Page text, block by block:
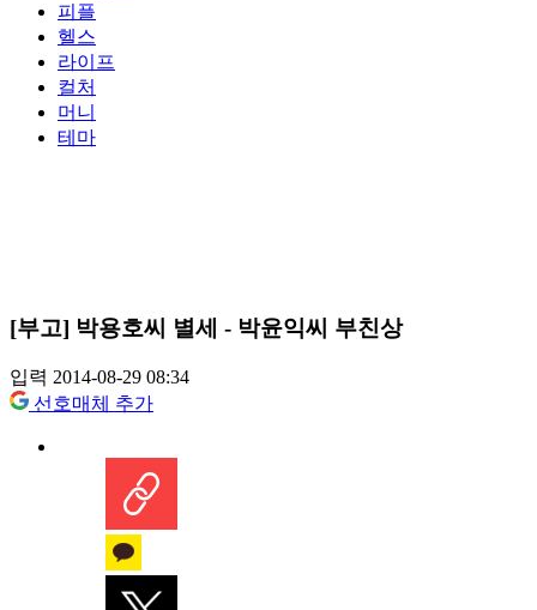
피플
헬스
라이프
컬처
머니
테마
[부고] 박용호씨 별세 - 박윤익씨 부친상
입력 2014-08-29 08:34
선호매체 추가